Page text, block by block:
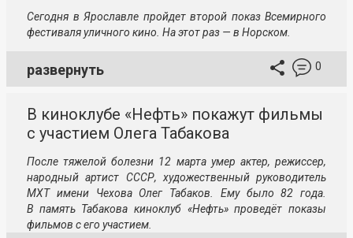
Сегодня в Ярославле пройдет второй показ Всемирного
фестиваля уличного кино. На этот раз — в Норском.
развернуть 0
В киноклубе «Нефть» покажут фильмы
с участием Олега Табакова
После тяжелой болезни 12 марта умер актер, режиссер,
народный артист СССР, художественный руководитель
МХТ имени Чехова Олег Табаков. Ему было 82 года.
В память Табакова киноклуб «Нефть» проведёт показы
фильмов с его участием.